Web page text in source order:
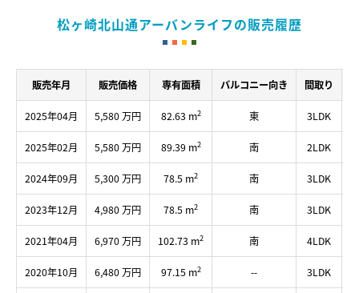
松ヶ崎北山通アーバンライフの販売履歴
販売年月 販売価格 専有面積 バルコニー向き 間取り
2025年04月 5,580 万円 82.63 m2 東 3LDK
2025年02月 5,580 万円 89.39 m2 南 2LDK
2024年09月 5,300 万円 78.5 m2 南 3LDK
2023年12月 4,980 万円 78.5 m2 南 3LDK
2021年04月 6,970 万円 102.73 m2 南 4LDK
2020年10月 6,480 万円 97.15 m2 -- 3LDK